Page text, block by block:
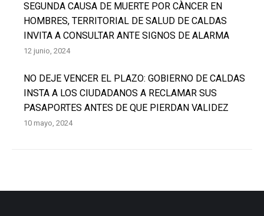
SEGUNDA CAUSA DE MUERTE POR CÀNCER EN
HOMBRES, TERRITORIAL DE SALUD DE CALDAS
INVITA A CONSULTAR ANTE SIGNOS DE ALARMA
12 junio, 2024
NO DEJE VENCER EL PLAZO: GOBIERNO DE CALDAS
INSTA A LOS CIUDADANOS A RECLAMAR SUS
PASAPORTES ANTES DE QUE PIERDAN VALIDEZ
10 mayo, 2024